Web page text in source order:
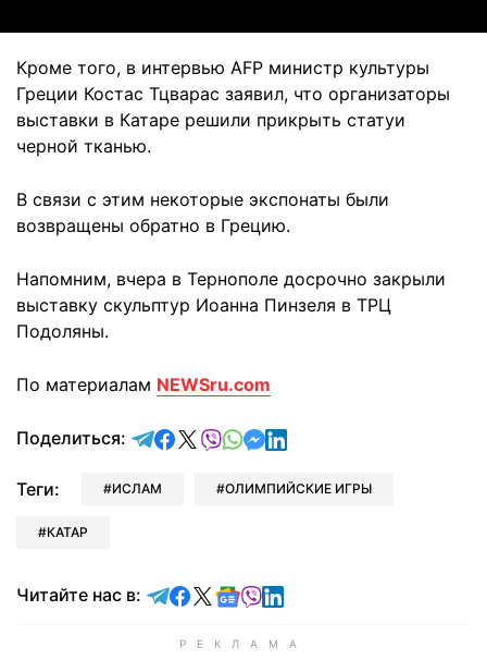
Кроме того, в интервью AFP министр культуры
Греции Костас Тцварас заявил, что организаторы
выставки в Катаре решили прикрыть статуи
черной тканью.
В связи с этим некоторые экспонаты были
возвращены обратно в Грецию.
Напомним, вчера в Тернополе досрочно закрыли
выставку скульптур Иоанна Пинзеля в ТРЦ
Подоляны.
По материалам NEWSru.com
Поделиться: отправить в Telegram
поделиться в Facebook
поделиться в X
отправить в Viber
отправить в Whatsapp
отправить в Messenger
отправить в LinkedIn
Теги: ИСЛАМ ОЛИМПИЙСКИЕ ИГРЫ
КАТАР
Читайте нас в: Читайте в Telegram
Читайте в Facebook
Читайте в X
Читайте в Google news
Читайте в Viber
Читайте в LinkedIn